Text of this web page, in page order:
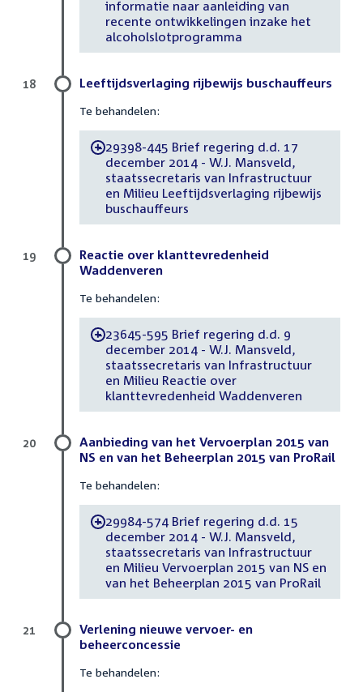
informatie naar aanleiding van
recente ontwikkelingen inzake het
alcoholslotprogramma
Leeftijdsverlaging rijbewijs buschauffeurs
Te behandelen:
-29398-445 Brief regering d.d. 17
december 2014 - W.J. Mansveld,
staatssecretaris van Infrastructuur
en Milieu Leeftijdsverlaging rijbewijs
buschauffeurs
18
Reactie over klanttevredenheid
Waddenveren
Te behandelen:
-23645-595 Brief regering d.d. 9
december 2014 - W.J. Mansveld,
staatssecretaris van Infrastructuur
en Milieu Reactie over
klanttevredenheid Waddenveren
19
Aanbieding van het Vervoerplan 2015 van
NS en van het Beheerplan 2015 van ProRail
Te behandelen:
-29984-574 Brief regering d.d. 15
december 2014 - W.J. Mansveld,
staatssecretaris van Infrastructuur
en Milieu Vervoerplan 2015 van NS en
van het Beheerplan 2015 van ProRail
20
Verlening nieuwe vervoer- en
beheerconcessie
Te behandelen:
21